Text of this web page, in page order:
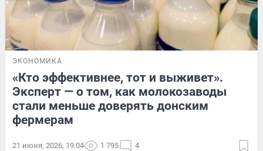
ЭКОНОМИКА
«Кто эффективнее, тот и выживет».
Эксперт — о том, как молокозаводы
стали меньше доверять донским
фермерам
21 июня, 2026, 19:04 1 795 4